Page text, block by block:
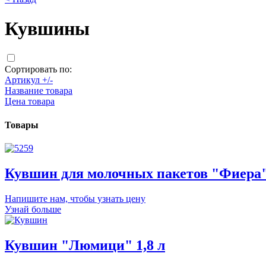
Кувшины
Сортировать по:
Артикул +/-
Название товара
Цена товара
Товары
Кувшин для молочных пакетов
Напишите нам, чтобы узнать цену
Узнай больше
Кувшин "Люмици" 1,8 л